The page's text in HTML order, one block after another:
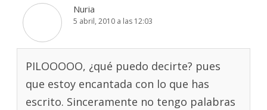
Nuria
5 abril, 2010 a las 12:03
PILOOOOO, ¿qué puedo decirte? pues
que estoy encantada con lo que has
escrito. Sinceramente no tengo palabras